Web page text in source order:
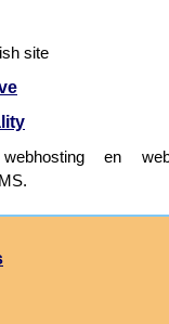
site
en